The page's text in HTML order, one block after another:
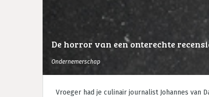
Ondernemerschap
De horror van een onterechte
Vroeger had je culinair journalist Johannes van